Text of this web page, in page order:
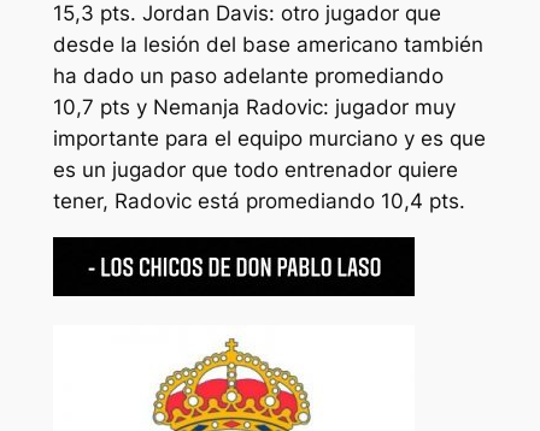
15,3 pts. Jordan Davis: otro jugador que
desde la lesión del base americano también
ha dado un paso adelante promediando
10,7 pts y Nemanja Radovic: jugador muy
importante para el equipo murciano y es que
es un jugador que todo entrenador quiere
tener, Radovic está promediando 10,4 pts.